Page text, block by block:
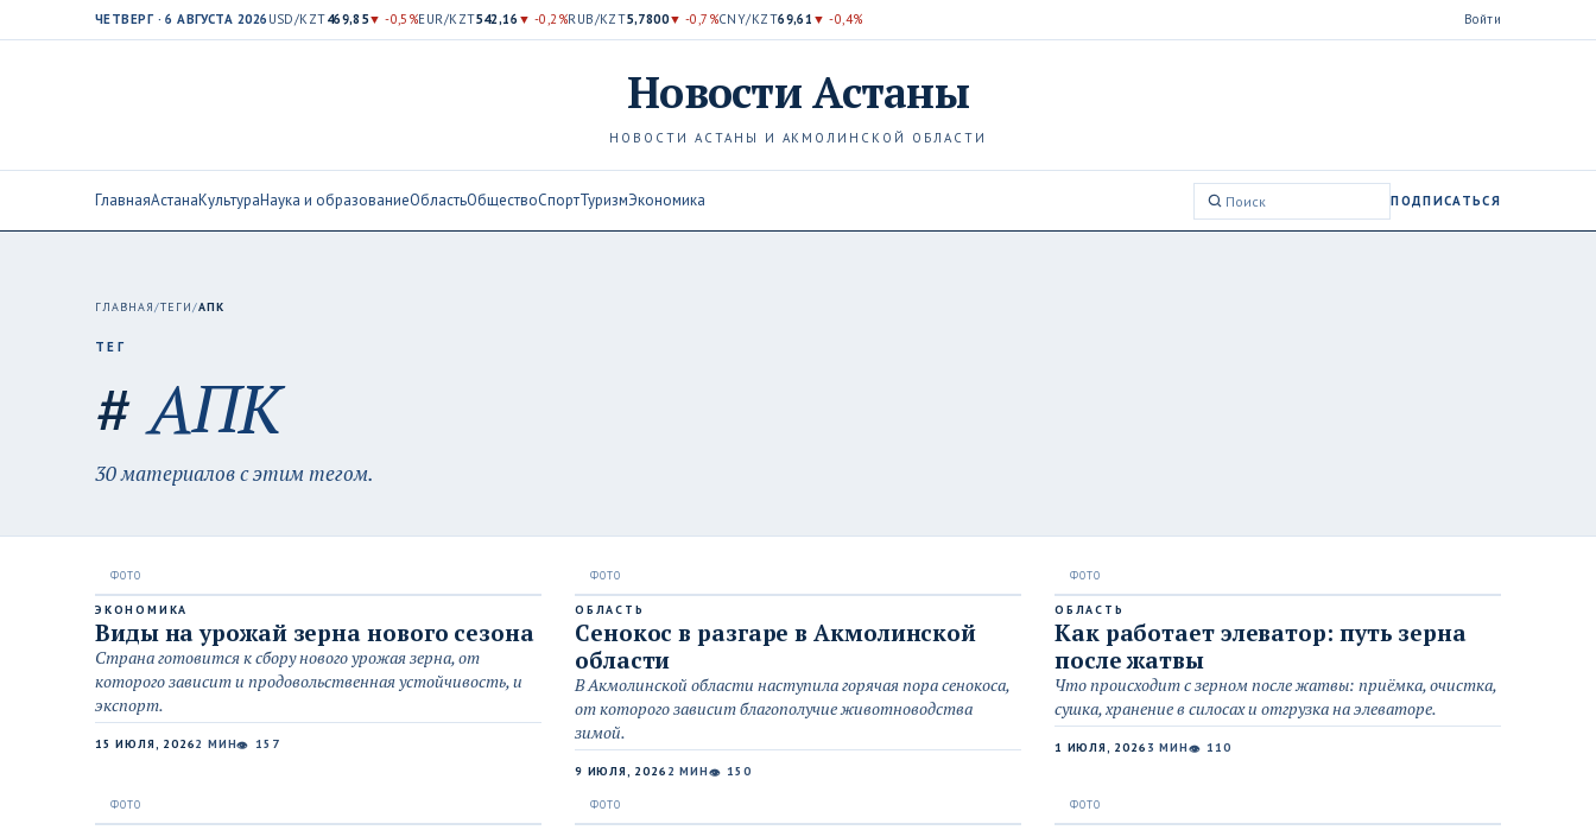
ЧЕТВЕРГ · 6 АВГУСТА 2026 USD/KZT469,85▼ -0,5%EUR/KZT542,16 ▼ -0,2%RUB/KZT5,7800▼ -0,7%CNY/KZT69,61 ▼ -0,4% Войти
НовостиАстаны
НОВОСТИ АСТАНЫ И АКМОЛИНСКОЙ ОБЛАСТИ
ГлавнаяАстанаКультураНаука и образованиеОбластьОбществоСпортТуризмЭкономика
Поиск:
ПОДПИСАТЬСЯ
ГЛАВНАЯ/ТЕГИ/АПК
ТЕГ
#АПК
30 материалов с этим тегом.
ЭКОНОМИКА
Виды на урожай зерна нового сезона
Страна готовится к сбору нового урожая зерна, от
которого зависит и продовольственная устойчивость, и
экспорт.
15 ИЮЛЯ, 20262 МИН👁 157
ОБЛАСТЬ
Сенокос в разгаре в Акмолинской
области
В Акмолинской области наступила горячая пора сенокоса,
от которого зависит благополучие животноводства
зимой.
9 ИЮЛЯ, 2026 2 МИН👁 150
ОБЛАСТЬ
Как работает элеватор: путь зерна
после жатвы
Что происходит с зерном после жатвы: приёмка, очистка,
сушка, хранение в силосах и отгрузка на элеваторе.
1 ИЮЛЯ, 2026 3 МИН👁 110